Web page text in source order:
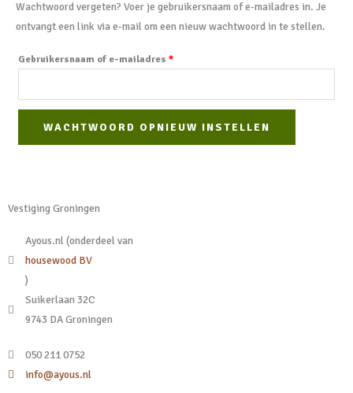
Wachtwoord vergeten? Voer je gebruikersnaam of e-mailadres in. Je
ontvangt een link via e-mail om een nieuw wachtwoord in te stellen.
Gebruikersnaam of e-mailadres *
WACHTWOORD OPNIEUW INSTELLEN
Vestiging Groningen
Ayous.nl (onderdeel van
housewood BV
)
Suikerlaan 32C
9743 DA Groningen
050 211 0752
info@ayous.nl